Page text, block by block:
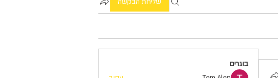
בוגרים